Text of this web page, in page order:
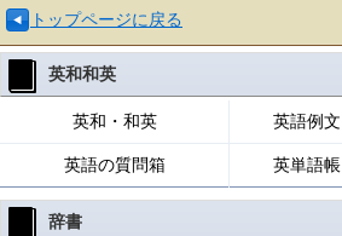
トップページに戻る
英和和英
英和・和英 英語例文
英語の質問箱 英単語帳
辞書